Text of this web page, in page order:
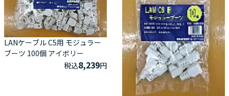
LANケーブル C5用 モジュラー
ブーツ 100個 アイボリー
税込8,239円